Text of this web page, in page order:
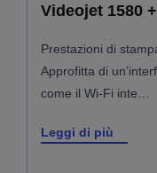
Videojet 1580 +
Prestazioni di
Approfitta di
come il Wi-Fi inte…
Leggi di più